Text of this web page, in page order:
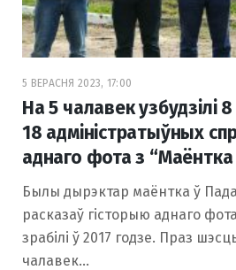
5 ВЕРАСНЯ 2023, 17:00
На 5 чалавек узбудзілі
18 адміністратыўных
аднаго фота з
Былы дырэктар маёнтка ў
расказаў гісторыю аднаго
зрабілі ў 2017 годзе. Праз
чалавек…